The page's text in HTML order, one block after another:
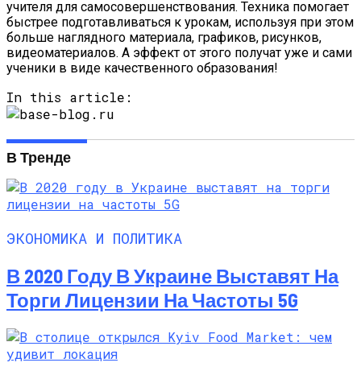
учителя для самосовершенствования. Техника помогает
быстрее подготавливаться к урокам, используя при этом
больше наглядного материала, графиков, рисунков,
видеоматериалов. А эффект от этого получат уже и сами
ученики в виде качественного образования!
In this article:
В Тренде
ЭКОНОМИКА И ПОЛИТИКА
В 2020 Году В Украине Выставят На
Торги Лицензии На Частоты 5G